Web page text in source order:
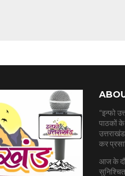
“इन्फो
पाठकों के
कर
आज के